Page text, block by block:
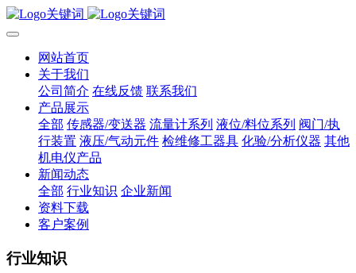
网站首页
关于我们
公司简介 在线反馈 联系我们
产品展示
全部 传感器/变送器 流量计系列 液位/料位系列 阀门/执
行装置 液压/气动元件 检维修工器具 化验/分析仪器 其他
机电仪产品
新闻动态
全部 行业知识 企业新闻
资料下载
客户案例
行业知识